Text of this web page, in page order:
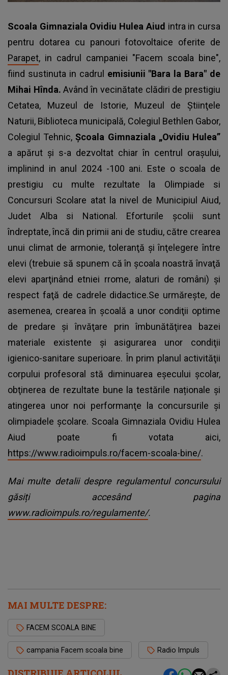
Scoala Gimnaziala Ovidiu Hulea Aiud intra in cursa
pentru dotarea cu panouri fotovoltaice oferite de
Parapet, in cadrul campaniei "Facem scoala bine",
fiind sustinuta in cadrul emisiunii "Bara la Bara" de
Mihai Hînda.Având în vecinătate clădiri de prestigiu
Cetatea, Muzeul de Istorie, Muzeul de Ştiinţele
Naturii, Biblioteca municipală, Colegiul Bethlen Gabor,
Colegiul Tehnic,Școala Gimnaziala „Ovidiu Hulea”
a apărut şi s-a dezvoltat chiar în centrul oraşului,
implinind in anul 2024 -100 ani. Este o scoala de
prestigiu cu multe rezultate la Olimpiade si
Concursuri Scolare atat la nivel de Municipiul Aiud,
Judet Alba si National. Eforturile şcolii sunt
îndreptate, încă din primii ani de studiu, către crearea
unui climat de armonie, toleranţă şi înţelegere între
elevi (trebuie să spunem că în şcoala noastră învaţă
elevi aparţinând etniei rrome, alaturi de români) şi
respect faţă de cadrele didactice.Se urmăreşte, de
asemenea, crearea în şcoală a unor condiţii optime
de predare şi învăţare prin îmbunătăţirea bazei
materiale existente şi asigurarea unor condiţii
igienico-sanitare superioare. În prim planul activităţii
corpului profesoral stă diminuarea eşecului şcolar,
obţinerea de rezultate bune la testările naționale şi
atingerea unor noi performanţe la concursurile şi
olimpiadele şcolare. Scoala Gimnaziala Ovidiu Hulea
Aiud poate fi votata aici,
https://www.radioimpuls.ro/facem-scoala-bine/.
Mai multe detalii despre regulamentul concursului
găsiți accesând pagina
www.radioimpuls.ro/regulamente/.
MAI MULTE DESPRE:
FACEM SCOALA BINE
campania Facem scoala bine Radio Impuls